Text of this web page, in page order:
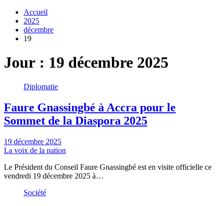
Accueil
2025
décembre
19
Jour : 19 décembre 2025
Diplomatie
Faure Gnassingbé à Accra pour le
Sommet de la Diaspora 2025
19 décembre 2025
La voix de la nation
Le Président du Conseil Faure Gnassingbé est en visite officielle ce
vendredi 19 décembre 2025 à…
Société